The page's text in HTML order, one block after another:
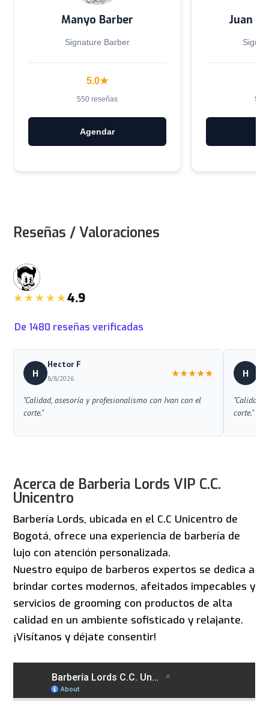
Manyo Barber
Signature Barber
5.0★
550 reseñas
Agendar
Juan
501
Reseñas / Valoraciones
4.9
De 1480 reseñas verificadas
H
Hector F
8/8/2026 ★★★★★
"Calidad, asesoría y profesionalismo con Ivan con el
corte."
H
"Calidad,
corte."
Acerca de Barberia Lords VIP C.C.
Unicentro
Barbería Lords, ubicada en el C.C Unicentro de
Bogotá, ofrece una experiencia de barbería de
lujo con atención personalizada.
Nuestro equipo de barberos expertos se dedica a
brindar cortes modernos, afeitados impecables y
servicios de grooming con productos de alta
calidad en un ambiente sofisticado y relajante.
¡Visítanos y déjate consentir!